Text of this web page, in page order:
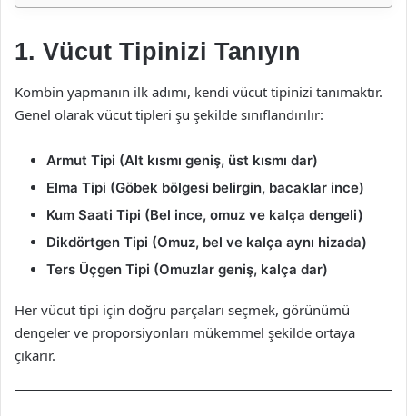
1. Vücut Tipinizi Tanıyın
Kombin yapmanın ilk adımı, kendi vücut tipinizi tanımaktır.
Genel olarak vücut tipleri şu şekilde sınıflandırılır:
Armut Tipi (Alt kısmı geniş, üst kısmı dar)
Elma Tipi (Göbek bölgesi belirgin, bacaklar ince)
Kum Saati Tipi (Bel ince, omuz ve kalça dengeli)
Dikdörtgen Tipi (Omuz, bel ve kalça aynı hizada)
Ters Üçgen Tipi (Omuzlar geniş, kalça dar)
Her vücut tipi için doğru parçaları seçmek, görünümü
dengeler ve proporsiyonları mükemmel şekilde ortaya
çıkarır.